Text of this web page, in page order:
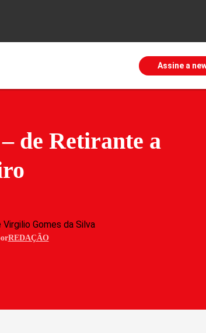
Assine a
de Retirante a
Gomes da Silva
REDAÇÃO